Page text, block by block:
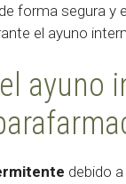
forma segura y
el ayuno
ayuno
debido